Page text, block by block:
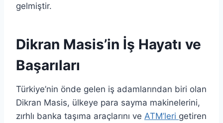
gelmiştir.
Dikran Masis’in İş Hayatı ve
Başarıları
Türkiye’nin önde gelen iş adamlarından biri olan
Dikran Masis, ülkeye para sayma makinelerini,
zırhlı banka taşıma araçlarını ve ATM’leri getiren